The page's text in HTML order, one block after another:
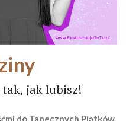
jak lubisz!
do Tanecznych Piątków